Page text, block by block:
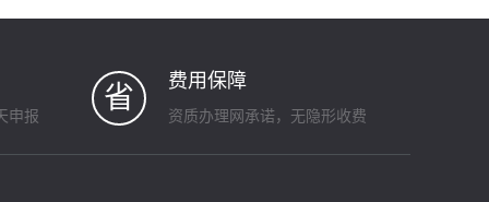
申报
省 费用保障
资质办理网承诺，无隐形收费